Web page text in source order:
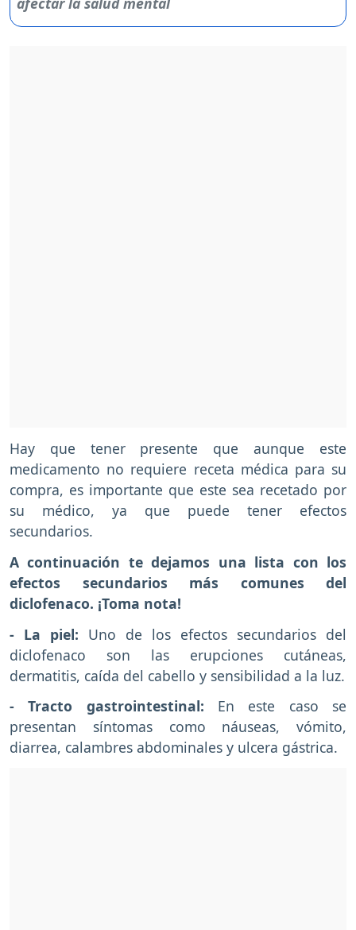
Hay que tener presente que aunque este
medicamento no requiere receta médica para su
compra, es importante que este sea recetado por
su médico, ya que puede tener efectos
secundarios.
A continuación te dejamos una lista con los
efectos secundarios más comunes del
diclofenaco. ¡Toma nota!
- La piel: Uno de los efectos secundarios del
diclofenaco son las erupciones cutáneas,
dermatitis, caída del cabello y sensibilidad a la luz.
- Tracto gastrointestinal: En este caso se
presentan síntomas como náuseas, vómito,
diarrea, calambres abdominales y ulcera gástrica.